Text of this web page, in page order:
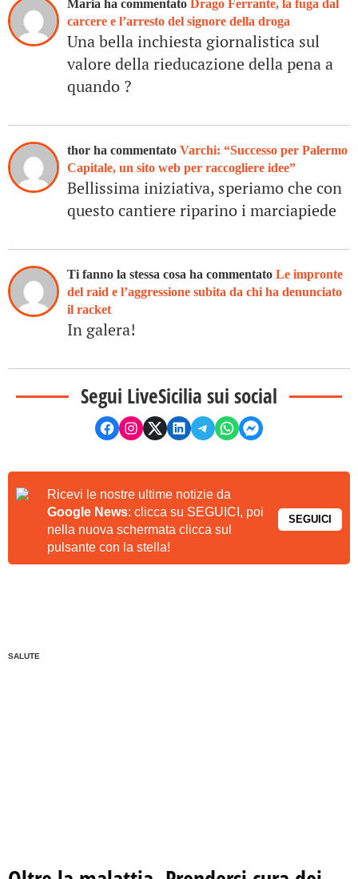
Maria ha commentato Drago Ferrante, la fuga dal
carcere e l’arresto del signore della droga
Una bella inchiesta giornalistica sul
valore della rieducazione della pena a
quando ?
thor ha commentato Varchi: “Successo per Palermo
Capitale, un sito web per raccogliere idee”
Bellissima iniziativa, speriamo che con
questo cantiere riparino i marciapiede
Ti fanno la stessa cosa ha commentato Le impronte
del raid e l’aggressione subita da chi ha denunciato
il racket
In galera!
Segui LiveSicilia sui social
Ricevi le nostre ultime notizie da
Google News: clicca su SEGUICI, poi
nella nuova schermata clicca sul
pulsante con la stella!
SEGUICI
SALUTE